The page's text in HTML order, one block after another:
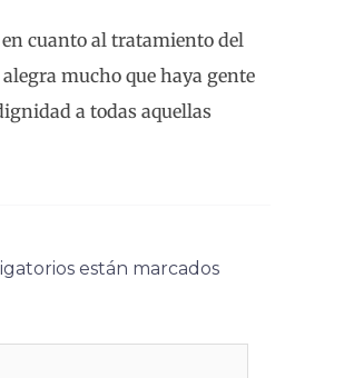
cuanto al tratamiento del
mucho que haya gente
a todas aquellas
están marcados